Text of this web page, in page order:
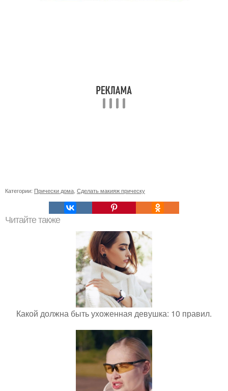
Категории: Прически дома Сделать макияж прическу
Читайте также
Какой должна быть ухоженная девушка: 10 правил.